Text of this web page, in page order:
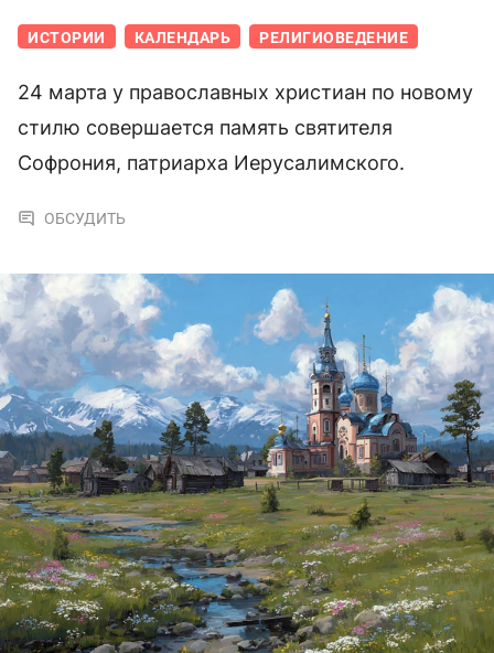
ИСТОРИИ КАЛЕНДАРЬ РЕЛИГИОВЕДЕНИЕ
24 марта у православных христиан по новому
стилю совершается память святителя
Софрония, патриарха Иерусалимского.
ОБСУДИТЬ